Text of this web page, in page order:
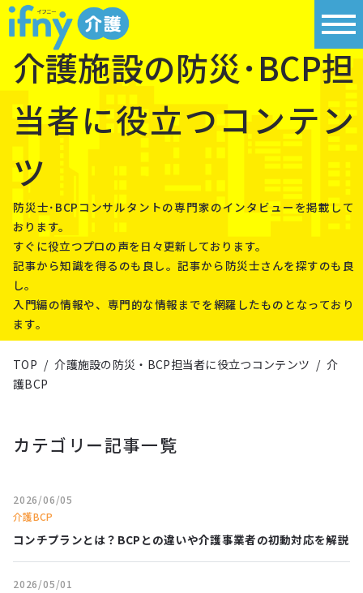
介護施設の防災･BCP担
当者に役立つコンテン
ツ
防災⼠･BCPコンサルタントの専⾨家のインタビューを掲載して
おります。
すぐに役⽴つプロの声を⽇々更新しております。
記事から知識を得るのも良し。記事から防災⼠さんを探すのも良
し。
⼊⾨編の情報や、専⾨的な情報までを網羅したものとなっており
ます。
TOP / 介護施設の防災・BCP担当者に役立つコンテンツ / 介
護BCP
カテゴリー記事一覧
2026/06/05
介護BCP
コンチプランとは？BCPとの違いや介護事業者の初動対応を解説
2026/05/01